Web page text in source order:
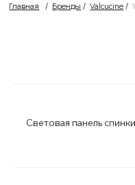
Главная / Бренды /Valcucine /
Световая панель